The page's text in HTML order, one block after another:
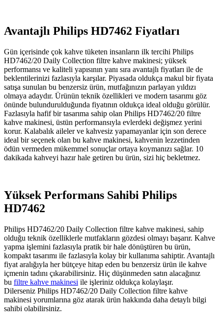
Avantajlı Philips HD7462 Fiyatları
Gün içerisinde çok kahve tüketen insanların ilk tercihi Philips
HD7462/20 Daily Collection filtre kahve makinesi; yüksek
performansı ve kaliteli yapısının yanı sıra avantajlı fiyatları ile de
beklentilerinizi fazlasıyla karşılar. Piyasada oldukça makul bir fiyata
satışa sunulan bu benzersiz ürün, mutfağınızın parlayan yıldızı
olmaya adaydır. Ürünün teknik özellikleri ve modern tasarımı göz
önünde bulundurulduğunda fiyatının oldukça ideal olduğu görülür.
Fazlasıyla hafif bir tasarıma sahip olan Philips HD7462/20 filtre
kahve makinesi, üstün performansıyla evlerdeki değişmez yerini
korur. Kalabalık aileler ve kahvesiz yapamayanlar için son derece
ideal bir seçenek olan bu kahve makinesi, kahvenin lezzetinden
ödün vermeden mükemmel sonuçlar ortaya koymanızı sağlar. 10
dakikada kahveyi hazır hale getiren bu ürün, sizi hiç bekletmez.
Yüksek Performans Sahibi Philips
HD7462
Philips HD7462/20 Daily Collection filtre kahve makinesi, sahip
olduğu teknik özelliklerle mutfakların gözdesi olmayı başarır. Kahve
yapma işlemini fazlasıyla pratik bir hale dönüştüren bu ürün,
kompakt tasarımı ile fazlasıyla kolay bir kullanıma sahiptir. Avantajlı
fiyat aralığıyla her bütçeye hitap eden bu benzersiz ürün ile kahve
içmenin tadını çıkarabilirsiniz. Hiç düşünmeden satın alacağınız
bu filtre kahve makinesi ile işleriniz oldukça kolaylaşır.
Dilerseniz Philips HD7462/20 Daily Collection filtre kahve
makinesi yorumlarına göz atarak ürün hakkında daha detaylı bilgi
sahibi olabilirsiniz.